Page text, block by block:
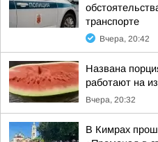
транспорте
Вчера, 20:42
Названа
работают на
Вчера, 20:32
В Кимрах